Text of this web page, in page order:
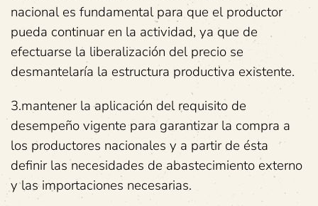
nacional es fundamental para que el productor
pueda continuar en la actividad, ya que de
efectuarse la liberalización del precio se
desmantelaría la estructura productiva existente.
3.mantener la aplicación del requisito de
desempeño vigente para garantizar la compra a
los productores nacionales y a partir de ésta
definir las necesidades de abastecimiento externo
y las importaciones necesarias.